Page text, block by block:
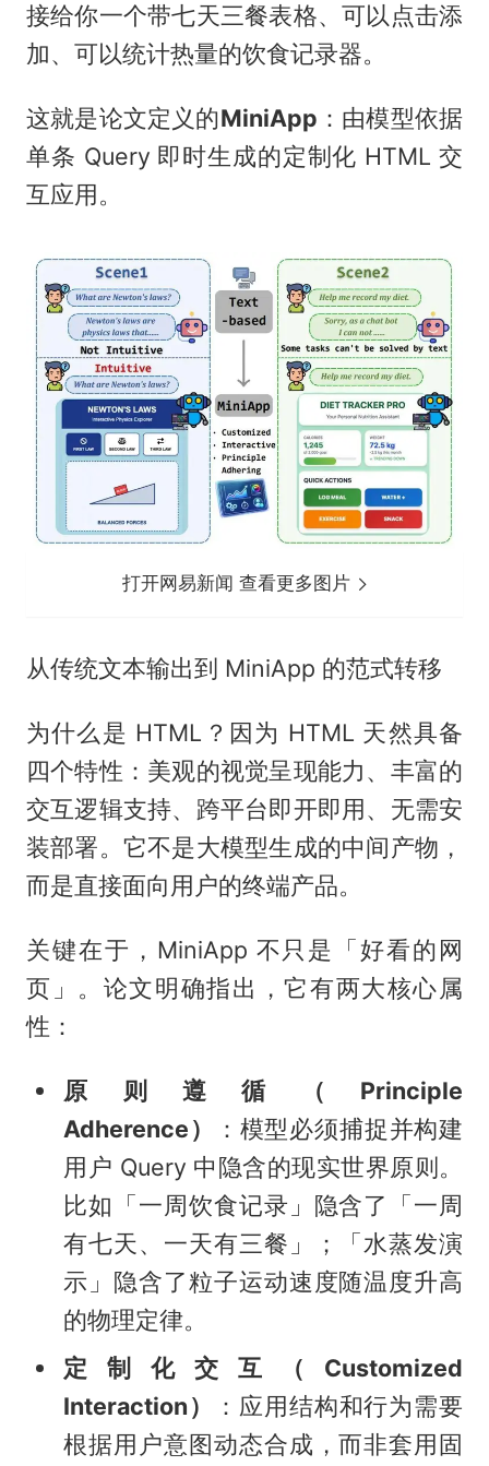
接给你一个带七天三餐表格、可以点击添
加、可以统计热量的饮食记录器。
这就是论文定义的MiniApp ：由模型依据
单条 Query 即时生成的定制化 HTML 交
互应用。
打开网易新闻 查看更多图片
从传统文本输出到 MiniApp 的范式转移
为什么是 HTML？因为 HTML 天然具备
四个特性：美观的视觉呈现能力、丰富的
交互逻辑支持、跨平台即开即用、无需安
装部署。它不是大模型生成的中间产物，
而是直接面向用户的终端产品。
关键在于，MiniApp 不只是「好看的网
页」。论文明确指出，它有两大核心属
性：
原则遵循（Principle
Adherence）
：模型必须捕捉并构建
用户 Query 中隐含的现实世界原则。
比如「一周饮食记录」隐含了「一周
有七天、一天有三餐」；「水蒸发演
示」隐含了粒子运动速度随温度升高
的物理定律。
定制化交互（Customized
Interaction）
：应用结构和行为需要
根据用户意图动态合成，而非套用固